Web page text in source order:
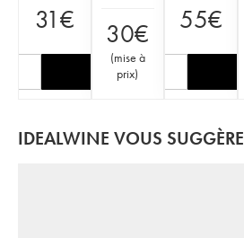
31€ 30€
(mise à
prix)
55€
IDEALWINE VOUS SUGGÈRE